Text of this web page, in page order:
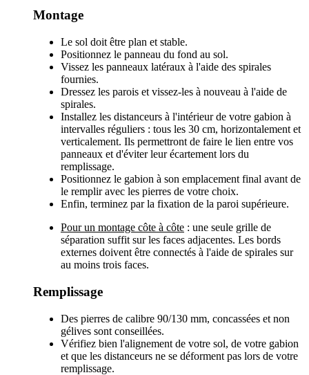
Montage
Le sol doit être plan et stable.
Positionnez le panneau du fond au sol.
Vissez les panneaux latéraux à l'aide des spirales
fournies.
Dressez les parois et vissez-les à nouveau à l'aide de
spirales.
Installez les distanceurs à l'intérieur de votre gabion à
intervalles réguliers : tous les 30 cm, horizontalement et
verticalement. Ils permettront de faire le lien entre vos
panneaux et d'éviter leur écartement lors du
remplissage.
Positionnez le gabion à son emplacement final avant de
le remplir avec les pierres de votre choix.
Enfin, terminez par la fixation de la paroi supérieure.
Pour un montage côte à côte : une seule grille de
séparation suffit sur les faces adjacentes. Les bords
externes doivent être connectés à l'aide de spirales sur
au moins trois faces.
Remplissage
Des pierres de calibre 90/130 mm, concassées et non
gélives sont conseillées.
Vérifiez bien l'alignement de votre sol, de votre gabion
et que les distanceurs ne se déforment pas lors de votre
remplissage.